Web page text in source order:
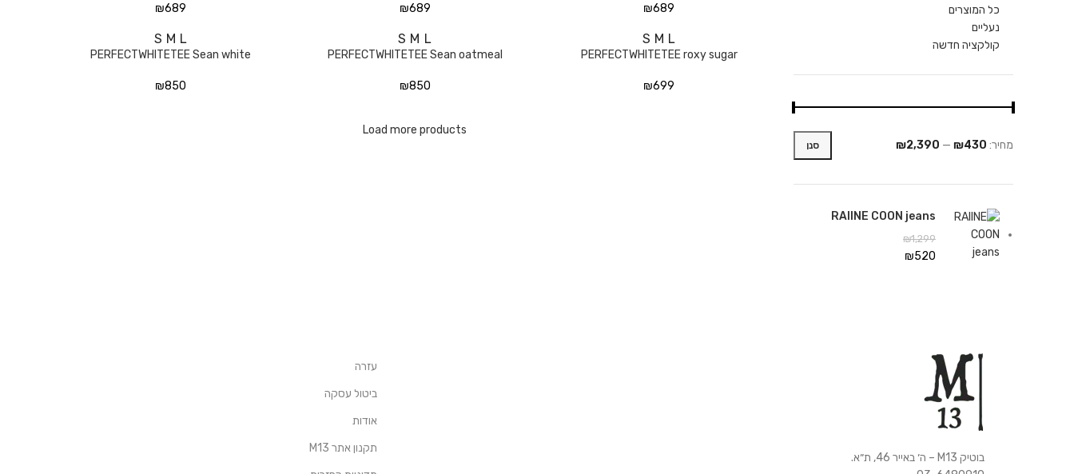
כל המוצרים
נעליים
קולקציה חדשה
סנן מחיר: ₪430
—
₪2,390
RAIINE COON jeans
₪1,299
₪520
₪689
₪689
₪689
L
M
S
PERFECTWHITETEE roxy sugar
₪699
L
M
S
PERFECTWHITETEE Sean oatmeal
₪850
L
M
S
PERFECTWHITETEE Sean white
₪850
Load more products
בוטיק M13 – ה׳ באייר 46, ת״א.
עזרה
ביטול עסקה
אודות
תקנון אתר M13